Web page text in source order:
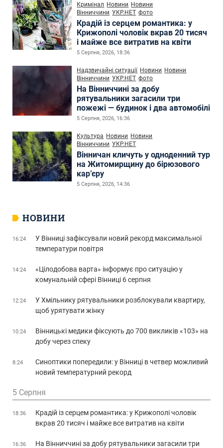
Кримінал Новини Новини
Вінниччини УКР.НЕТ фото
Крадій із серцем романтика: у
Крижополі чоловік вкрав 20 тисяч
і майже все витратив на квіти
5 Серпня, 2026, 18:36
Надзвичайні ситуації Новини Новини
Вінниччини УКР.НЕТ фото
На Вінниччині за добу
рятувальники загасили три
пожежі — будинок і два автомобілі
5 Серпня, 2026, 16:36
Культура Новини Новини
Вінниччини УКР.НЕТ
Вінничан кличуть у одноденний тур
на Житомирщину до бірюзового
кар’єру
5 Серпня, 2026, 14:36
НОВИНИ
16:24
У Вінниці зафіксували новий рекорд максимальної
температури повітря
14:24
«Цілодобова варта» інформує про ситуацію у
комунальній сфері Вінниці 6 серпня
12:24
У Хмільнику рятувальники розблокували квартиру,
щоб урятувати жінку
10:24
Вінницькі медики фіксують до 700 викликів «103» на
добу через спеку
8:24
Синоптики попередили: у Вінниці в четвер можливий
новий температурний рекорд
5 Серпня
18:36
Крадій із серцем романтика: у Крижополі чоловік
вкрав 20 тисяч і майже все витратив на квіти
16:36
На Вінниччині за добу рятувальники загасили три